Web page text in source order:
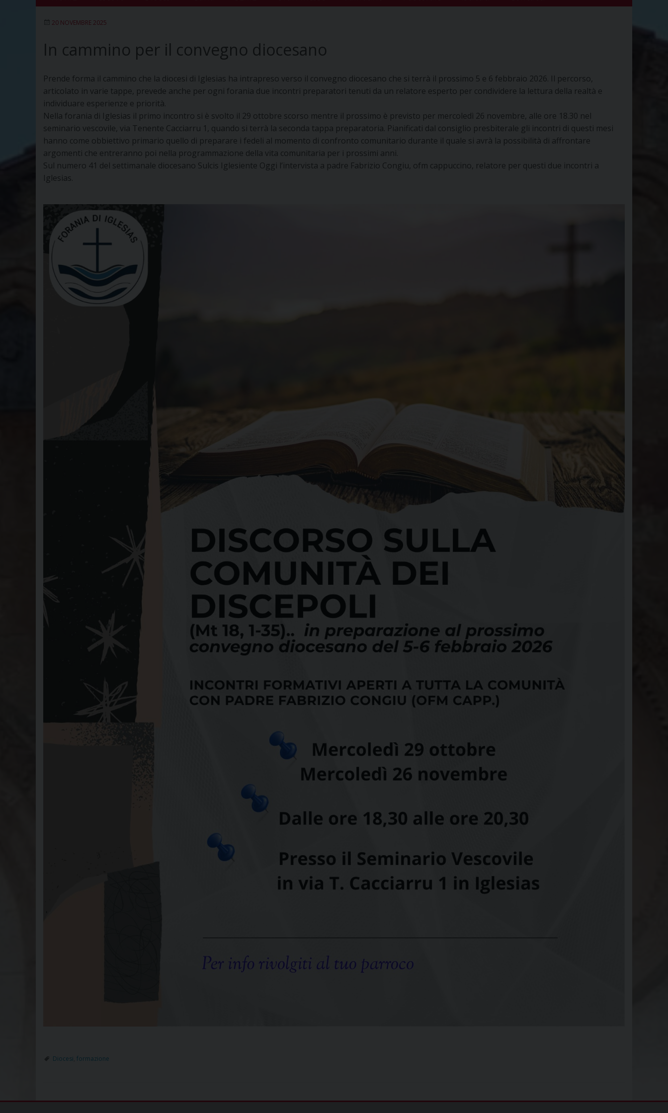
20 NOVEMBRE 2025
In cammino per il convegno diocesano
Prende forma il cammino che la diocesi di Iglesias ha intrapreso verso il convegno diocesano che si terrà il prossimo 5 e 6 febbraio 2026. Il percorso,
articolato in varie tappe, prevede anche per ogni forania due incontri preparatori tenuti da un relatore esperto per condividere la lettura della realtà e
individuare esperienze e priorità.
Nella forania di Iglesias il primo incontro si è svolto il 29 ottobre scorso mentre il prossimo è previsto per mercoledì 26 novembre, alle ore 18.30 nel
seminario vescovile, via Tenente Cacciarru 1, quando si terrà la seconda tappa preparatoria. Pianificati dal consiglio presbiterale gli incontri di questi mesi
hanno come obbiettivo primario quello di preparare i fedeli al momento di confronto comunitario durante il quale si avrà la possibilità di affrontare
argomenti che entreranno poi nella programmazione della vita comunitaria per i prossimi anni.
Sul numero 41 del settimanale diocesano Sulcis Iglesiente Oggi l’intervista a padre Fabrizio Congiu, ofm cappuccino, relatore per questi due incontri a
Iglesias.
Diocesi formazione